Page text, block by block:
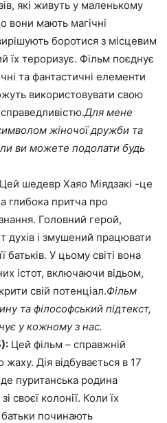
які живуть у маленькому
вони мають магічні
боротися з місцевим
їх тероризує. Фільм поєднує
та фантастичні елементи
використовувати свою
Для мене
жіночої дружби та
ви можете подолати будь
Цей шедевр Хаяо Міядзакі -це
глибока притча про
Головний герой,
духів і змушений працювати
батьків. У цьому світі вона
істот, включаючи відьом,
свій потенціал.Фільм
та філософський підтекст,
у кожному з нас.
Цей фільм – справжній
Дія відбувається в 17
де пуританська родина
своєї колонії. Коли їх
починають